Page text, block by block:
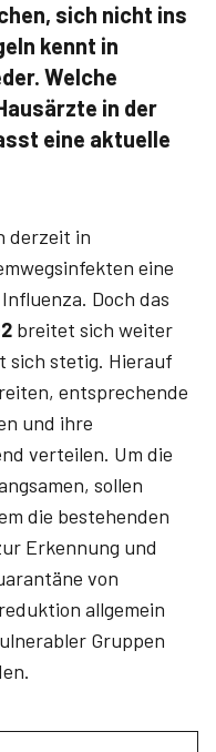
sich nicht ins
kennt in
Welche
in der
eine aktuelle
derzeit in
eine
Doch das
breitet sich weiter
sich stetig. Hierauf
entsprechende
und ihre
verteilen. Um die
sollen
die bestehenden
Erkennung und
von
allgemein
Gruppen